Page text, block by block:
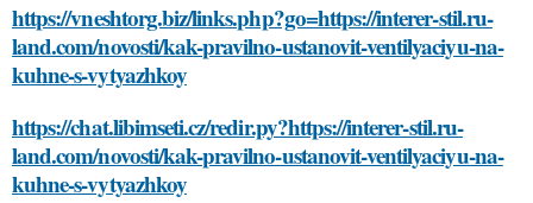
https://vneshtorg.biz/links.php?go=https://interer-stil.ru-
land.com/novosti/kak-pravilno-ustanovit-ventilyaciyu-na-
kuhne-s-vytyazhkoy
https://chat.libimseti.cz/redir.py?https://interer-stil.ru-
land.com/novosti/kak-pravilno-ustanovit-ventilyaciyu-na-
kuhne-s-vytyazhkoy